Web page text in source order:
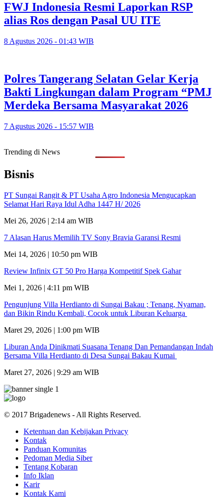
FWJ Indonesia Resmi Laporkan RSP
alias Ros dengan Pasal UU ITE
8 Agustus 2026 - 01:43 WIB
Polres Tangerang Selatan Gelar Kerja
Bakti Lingkungan dalam Program “PMJ
Merdeka Bersama Masyarakat 2026
7 Agustus 2026 - 15:57 WIB
Trending di News
Bisnis
PT Sungai Rangit & PT Usaha Agro Indonesia Mengucapkan
Selamat Hari Raya Idul Adha 1447 H/ 2026
Mei 26, 2026 | 2:14 am WIB
7 Alasan Harus Memilih TV Sony Bravia Garansi Resmi
Mei 14, 2026 | 10:50 pm WIB
Review Infinix GT 50 Pro Harga Kompetitif Spek Gahar
Mei 1, 2026 | 4:11 pm WIB
Pengunjung Villa Herdianto di Sungai Bakau ; Tenang, Nyaman,
dan Bikin Rindu Kembali, Cocok untuk Liburan Keluarga
Maret 29, 2026 | 1:00 pm WIB
Liburan Anda Dinikmati Suasana Tenang Dan Pemandangan Indah
Bersama Villa Herdianto di Desa Sungai Bakau Kumai
Maret 27, 2026 | 9:29 am WIB
© 2017 Brigadenews - All Rights Reserved.
Ketentuan dan Kebijakan Privacy
Kontak
Panduan Komunitas
Pedoman Media Siber
Tentang Kobaran
Info Iklan
Karir
Kontak Kami